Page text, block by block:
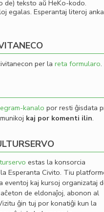
de) teksto aŭ HeKo-kodo.
egalas. Esperantaj literoj
per la reta formularo.
kanalo por resti ĝisdata
kaj por komenti ilin.
estas la konsorcia
Esperanta Civito. Tiu
eventoj kaj kursoj organizataj
de eldonaĵoj, abonon al
ĝin tuj por konatiĝi kun la